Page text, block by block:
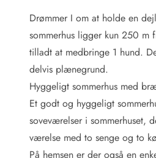
Rengøring
Gavekort
Book tidligt
Lejebetingelser
Vejret i Danmark
Sæsontider
Baderegler
Naturbeskyttelse
Webcam
Drømmer I om at holde en
sommerhus ligger kun 250 m
tilladt at medbringe 1 hund.
delvis plænegrund.
Hyggeligt sommerhus med
Et godt og hyggeligt
soveværelser i sommerhuset,
værelse med to senge og to
På hemsen er der også en